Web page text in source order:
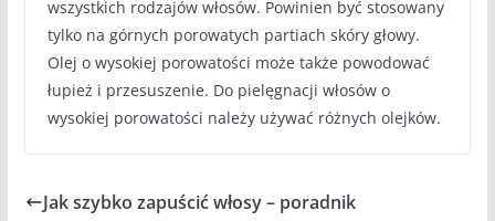
wszystkich rodzajów włosów. Powinien być stosowany
tylko na górnych porowatych partiach skóry głowy.
Olej o wysokiej porowatości może także powodować
łupież i przesuszenie. Do pielęgnacji włosów o
wysokiej porowatości należy używać różnych olejków.
Jak szybko zapuścić włosy – poradnik